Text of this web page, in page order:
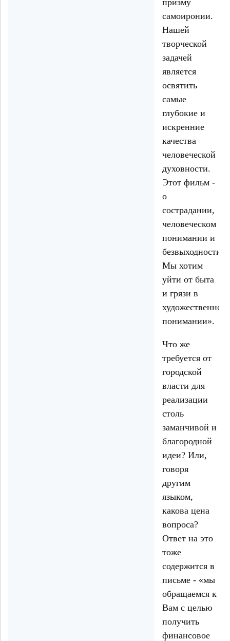
самоиронии.
Нашей
творческой
задачей
является
освятить
самые
глубокие и
искренние
качества
человеческой
духовности.
Этот фильм -
о
сострадании,
человеческом
понимании и
безвыходности.
Мы хотим
уйти от быта
и грязи в
художественном
понимании».
Что же
требуется от
городской
власти для
реализации
столь
заманчивой и
благородной
идеи? Или,
говоря
другим
языком,
какова цена
вопроса?
Ответ на это
тоже
содержится в
письме - «мы
обращаемся к
Вам с целью
получить
финансовое